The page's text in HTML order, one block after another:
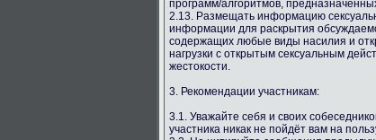
программ/алгоритмов,
2.13. Размещать информацию
информации для раскрытия
содержащих любые виды насилия и
нагрузки с открытым сексуальным
жестокости.
3. Рекомендации участникам:
3.1. Уважайте себя и своих
участника никак не пойдёт вам на